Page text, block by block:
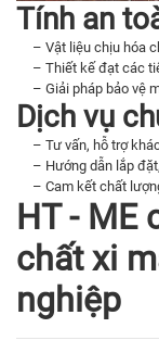
Tính an
– Vật liệu chịu hóa
– Thiết kế đạt các
– Giải pháp bảo vệ
Dịch vụ
– Tư vấn, hỗ trợ
– Hướng dẫn lắp
– Cam kết chất
HT - ME
chất xi
nghiệp